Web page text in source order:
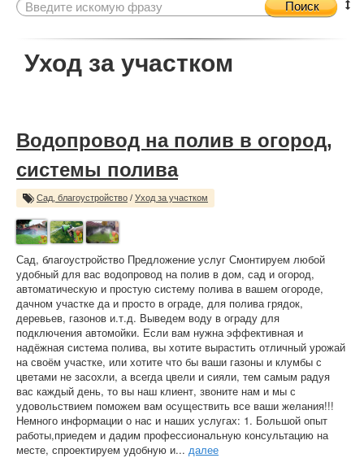
Поиск
Уход за участком
Водопровод на полив в огород,
системы полива
Сад, благоустройство / Уход за участком
Сад, благоустройство Предложение услуг Смонтируем любой
удобный для вас водопровод на полив в дом, сад и огород,
автоматическую и простую систему полива в вашем огороде,
дачном участке да и просто в ограде, для полива грядок,
деревьев, газонов и.т.д. Выведем воду в ограду для
подключения автомойки. Если вам нужна эффективная и
надёжная система полива, вы хотите вырастить отличный урожай
на своём участке, или хотите что бы ваши газоны и клумбы с
цветами не засохли, а всегда цвели и сияли, тем самым радуя
вас каждый день, то вы наш клиент, звоните нам и мы с
удовольствием поможем вам осуществить все ваши желания!!!
Немного информации о нас и наших услугах: 1. Большой опыт
работы,приедем и дадим профессиональную консультацию на
месте, спроектируем удобную и... далее